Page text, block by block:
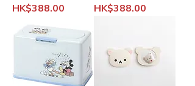
價格
HK$388.00 價格
HK$388.00